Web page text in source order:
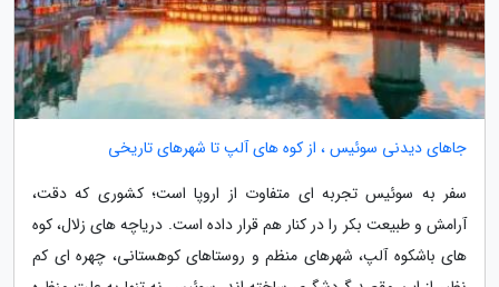
جاهای دیدنی سوئیس ، از کوه های آلپ تا شهرهای تاریخی
سفر به سوئیس تجربه ای متفاوت از اروپا است؛ کشوری که دقت،
آرامش و طبیعت بکر را در کنار هم قرار داده است. دریاچه های زلال، کوه
های باشکوه آلپ، شهرهای منظم و روستاهای کوهستانی، چهره ای کم